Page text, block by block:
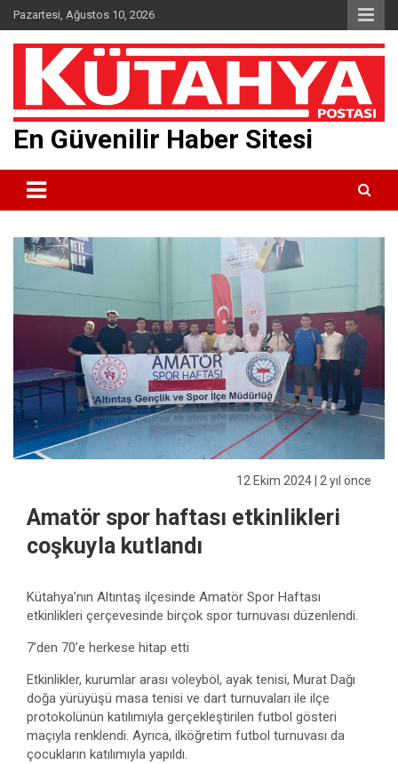
Skip
to
content
Pazartesi, Ağustos 10, 2026
En Güvenilir Haber Sitesi
12 Ekim 2024 | 2 yıl önce
Amatör spor haftası etkinlikleri
coşkuyla kutlandı
Kütahya’nın Altıntaş ilçesinde Amatör Spor Haftası
etkinlikleri çerçevesinde birçok spor turnuvası düzenlendi.
7’den 70’e herkese hitap etti
Etkinlikler, kurumlar arası voleybol, ayak tenisi, Murat Dağı
doğa yürüyüşü masa tenisi ve dart turnuvaları ile ilçe
protokolünün katılımıyla gerçekleştirilen futbol gösteri
maçıyla renklendi. Ayrıca, ilköğretim futbol turnuvası da
çocukların katılımıyla yapıldı.